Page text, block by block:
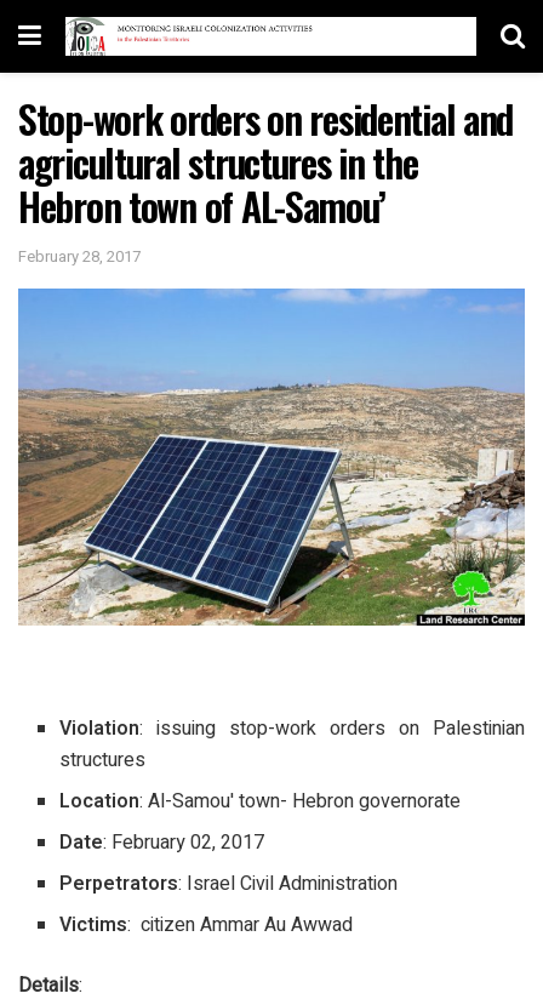
Stop-work orders on residential and
agricultural structures in the
Hebron town of AL-Samou’
February 28, 2017
Violation: issuing stop-work orders on Palestinian
structures
Location: Al-Samou' town- Hebron governorate
Date: February 02, 2017
Perpetrators: Israel Civil Administration
Victims: citizen Ammar Au Awwad
Details: